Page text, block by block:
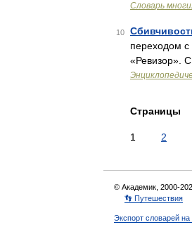
Словарь
10
переходом с
«Ревизор».
Страницы
1 2
© Академик, 2000-
👣 Путешествия
Экспорт словарей на